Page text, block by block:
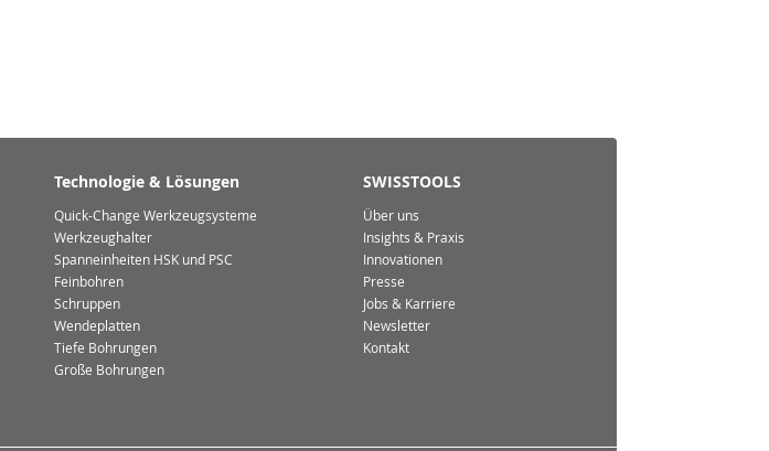
Technologie & Lösungen
Quick-Change Werkzeugsysteme
Werkzeughalter
Spanneinheiten HSK und PSC
Feinbohren
Schruppen
Wendeplatten
Tiefe Bohrungen
Große Bohrungen
SWISSTOOLS
Über uns
Insights & Praxis
Innovationen
Presse
Jobs & Karriere
Newsletter
Kontakt